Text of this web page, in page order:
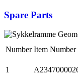
Spare Parts
Number Item Number
1